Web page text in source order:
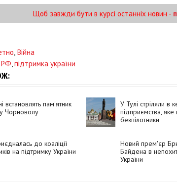
Щоб завжди бути в курсі останніх новин -
, Війна
РФ,підтримка україни
встановлять пам'ятник
Чорноволу
У Тулі стріляли в
підприємства,
безпілотники
до коаліції
на підтримку України
Новий прем'єр
Байдена в
України